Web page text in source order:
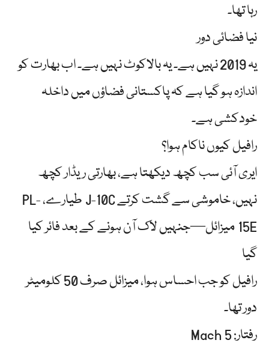
رہا تھا۔
نیا فضائی دور
یہ 2019 نہیں ہے۔ یہ بالاکوٹ نہیں ہے۔ اب بھارت کو
اندازہ ہو گیا ہے کہ پاکستانی فضاؤں میں داخلہ
خودکشی ہے۔
رافیل کیوں ناکام ہوا؟
ایری آئی سب کچھ دیکھتا ہے، بھارتی ریڈار کچھ
نہیں، خاموشی سے گشت کرتے J-10C طیارے، PL-
15E میزائل—جنہیں لاک آن ہونے کے بعد فائر کیا
گیا
رافیل کو جب احساس ہوا، میزائل صرف 50 کلومیٹر
دور تھا۔
رفتار: Mach 5